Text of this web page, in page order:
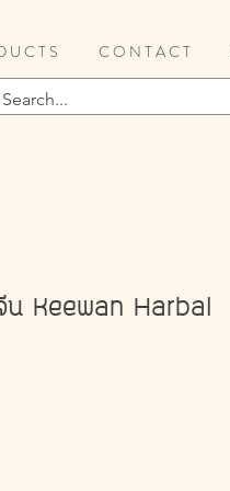
U C T S C O N T A C T
น Keewan Harbal